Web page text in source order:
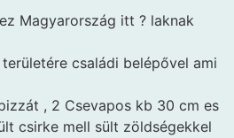
Magyarország itt ? laknak
családi belépővel ami
, 2 Csevapos kb 30 cm es
csirke mell sült zöldségekkel